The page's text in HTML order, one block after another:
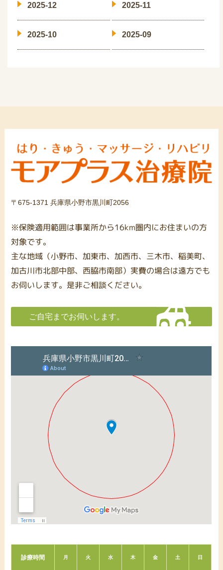
2025-12 2025-11
2025-10 2025-09
〒675-1371 兵庫県小野市黒川町2056
※保険適用範囲は事業所から16km圏内にお住まいの方
対象です。
主な地域（小野市、加東市、加西市、三木市、稲美町、
加古川市北部中部、西脇市南部）実費の場合は遠方でも
お伺いします。是非ご相談ください。
ご自宅までお伺いします。
診療時間 月 火 水 木 金 土 日